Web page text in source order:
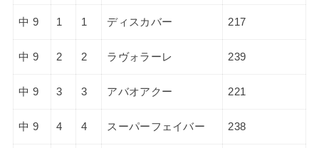
中 9 1 1 ディスカバー 217
中 9 2 2 ラヴォラーレ 239
中 9 3 3 アバオアクー 221
中 9 4 4 スーパーフェイバー 238